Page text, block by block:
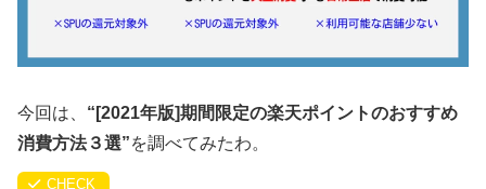
今回は、 “[2021年版]期間限定の楽天ポイントのおすすめ
消費方法３選”を調べてみたわ。